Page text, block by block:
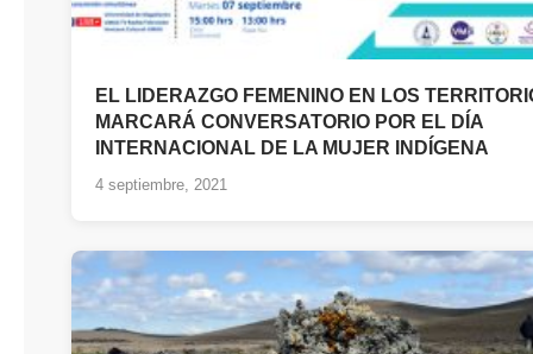
EL LIDERAZGO FEMENINO EN LOS
MARCARÁ CONVERSATORIO POR EL DÍA
INTERNACIONAL DE LA MUJER INDÍGENA
4 septiembre, 2021